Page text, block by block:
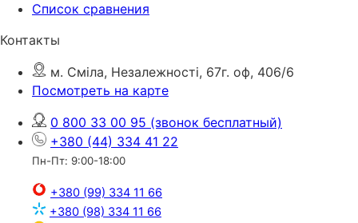
Список сравнения
Контакты
м. Сміла, Незалежності, 67г. оф, 406/6
Посмотреть на карте
0 800 33 00 95 (звонок бесплатный)
+380 (44) 334 41 22
Пн-Пт: 9:00-18:00
+380 (99) 334 11 66
+380 (98) 334 11 66